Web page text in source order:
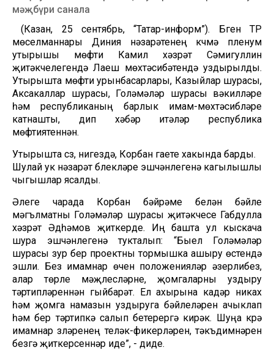
мәҗбүри санала
(Казан, 25 сентябрь, “Татар-информ”). Бүген ТР
мөселманнары Диния нәзарәтенең күчмә пленум
утырышы мөфти Камил хәзрәт Сәмигуллин
җитәкчелегендә Лаеш мөхтәсибәтендә уздырылды.
Утырышта мөфти урынбасарлары, Казыйлар шурасы,
Аксакаллар шурасы, Голәмәләр шурасы вәкилләре
һәм республиканың барлык имам-мөхтәсибләре
катнашты, дип хәбәр итәләр республика
мөфтиятеннән.
Утырышта сүз, нигездә, Корбан гаете хакында барды.
Шулай ук нәзарәт бүлекләре эшчәнлегенә кагылышлы
чыгышлар ясалды.
Әлеге чарада Корбан бәйрәме белән бәйле
мәгълүматны Голәмәләр шурасы җитәкчесе Габдулла
хәзрәт Әдһәмов җиткерде. Иң башта ул кыскача
шура эшчәнлегенә тукталып: “Быел Голәмәләр
шурасы зур бер проектны тормышка ашыру өстендә
эшли. Без имамнар өчен положенияләр әзерлибез,
алар төрле мәҗлесләрне, җомгаларны уздыру
тәртипләреннән гыйбарәт. Ел ахырына кадәр никах
һәм җомга намазын уздыруга бәйлеләрен ачыклап
һәм бер тәртипкә салып бетерергә кирәк. Шуңа күрә
имамнар үзләренең теләк-фикерләрен, тәкъдимнәрен
безгә җиткерсеннәр иде”, - диде.